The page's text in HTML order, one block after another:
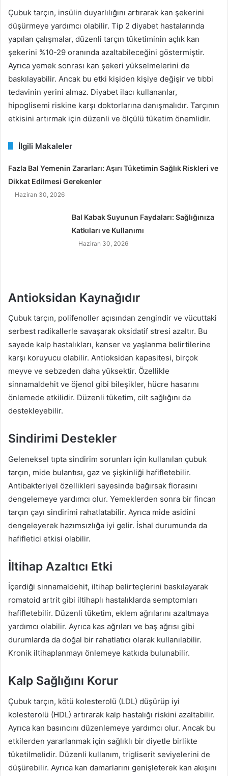
Çubuk tarçın, insülin duyarlılığını artırarak kan şekerini
düşürmeye yardımcı olabilir. Tip 2 diyabet hastalarında
yapılan çalışmalar, düzenli tarçın tüketiminin açlık kan
şekerini %10-29 oranında azaltabileceğini göstermiştir.
Ayrıca yemek sonrası kan şekeri yükselmelerini de
baskılayabilir. Ancak bu etki kişiden kişiye değişir ve tıbbi
tedavinin yerini almaz. Diyabet ilacı kullananlar,
hipoglisemi riskine karşı doktorlarına danışmalıdır. Tarçının
etkisini artırmak için düzenli ve ölçülü tüketim önemlidir.
İlgili Makaleler
Fazla Bal Yemenin Zararları: Aşırı Tüketimin Sağlık Riskleri ve
Dikkat Edilmesi Gerekenler
Haziran 30, 2026
Bal Kabak Suyunun Faydaları: Sağlığınıza
Katkıları ve Kullanımı
Haziran 30, 2026
Antioksidan Kaynağıdır
Çubuk tarçın, polifenoller açısından zengindir ve vücuttaki
serbest radikallerle savaşarak oksidatif stresi azaltır. Bu
sayede kalp hastalıkları, kanser ve yaşlanma belirtilerine
karşı koruyucu olabilir. Antioksidan kapasitesi, birçok
meyve ve sebzeden daha yüksektir. Özellikle
sinnamaldehit ve öjenol gibi bileşikler, hücre hasarını
önlemede etkilidir. Düzenli tüketim, cilt sağlığını da
destekleyebilir.
Sindirimi Destekler
Geleneksel tıpta sindirim sorunları için kullanılan çubuk
tarçın, mide bulantısı, gaz ve şişkinliği hafifletebilir.
Antibakteriyel özellikleri sayesinde bağırsak florasını
dengelemeye yardımcı olur. Yemeklerden sonra bir fincan
tarçın çayı sindirimi rahatlatabilir. Ayrıca mide asidini
dengeleyerek hazımsızlığa iyi gelir. İshal durumunda da
hafifletici etkisi olabilir.
İltihap Azaltıcı Etki
İçerdiği sinnamaldehit, iltihap belirteçlerini baskılayarak
romatoid artrit gibi iltihaplı hastalıklarda semptomları
hafifletebilir. Düzenli tüketim, eklem ağrılarını azaltmaya
yardımcı olabilir. Ayrıca kas ağrıları ve baş ağrısı gibi
durumlarda da doğal bir rahatlatıcı olarak kullanılabilir.
Kronik iltihaplanmayı önlemeye katkıda bulunabilir.
Kalp Sağlığını Korur
Çubuk tarçın, kötü kolesterolü (LDL) düşürüp iyi
kolesterolü (HDL) artırarak kalp hastalığı riskini azaltabilir.
Ayrıca kan basıncını düzenlemeye yardımcı olur. Ancak bu
etkilerden yararlanmak için sağlıklı bir diyetle birlikte
tüketilmelidir. Düzenli kullanım, trigliserit seviyelerini de
düşürebilir. Ayrıca kan damarlarını genişleterek kan akışını